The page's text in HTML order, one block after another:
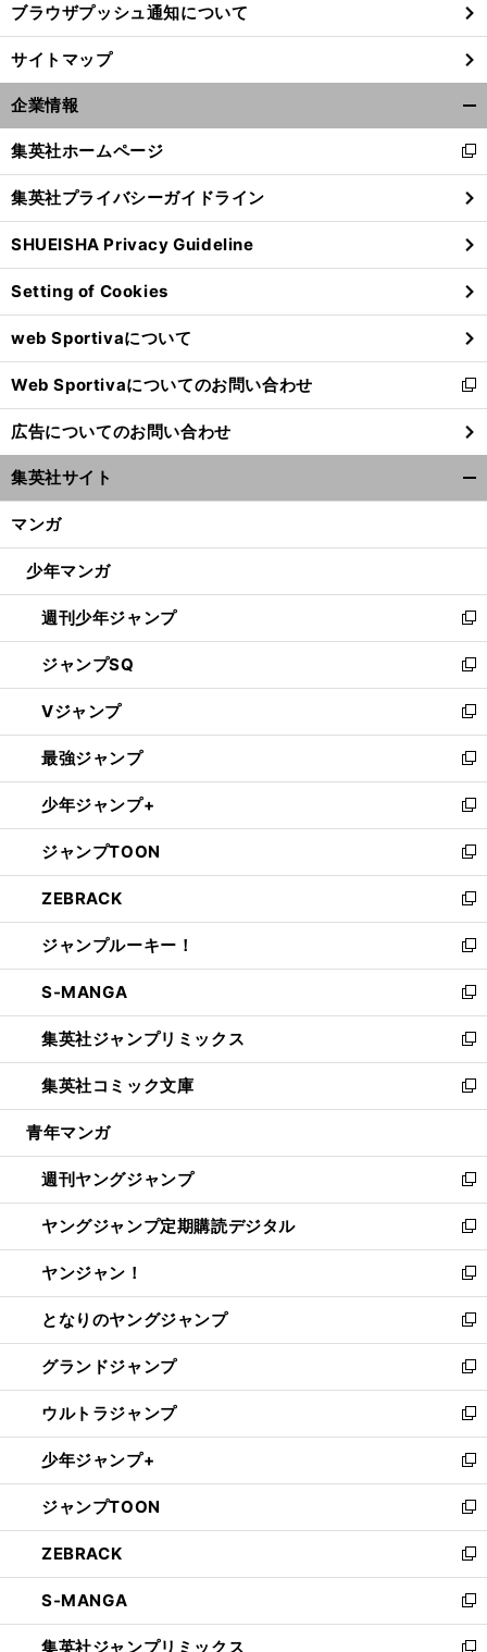
ブラウザプッシュ通知について
サイトマップ
企業情報
閉
る
集英社ホームページ
新
し
い
ウ
ィ
ン
ド
ウ
で
開
く
集英社プライバシーガイドライン
SHUEISHA Privacy Guideline
Setting of Cookies
web Sportivaについて
Web Sportivaについてのお問い合わせ
新
し
い
ウ
ィ
ン
ウ
開
く
広告についてのお問い合わせ
集英社サイト
マンガ
少年マンガ
週刊少年ジャンプ
新
し
い
ウ
ィ
ン
ド
ウ
で
開
く
ジャンプSQ
新
し
い
ウ
ィ
ン
ド
ウ
で
開
く
Vジャンプ
新
し
い
ウ
ィ
ン
ド
ウ
で
開
く
最強ジャンプ
新
し
い
ウ
ィ
ン
ド
ウ
で
開
く
少年ジャンプ+
新
し
い
ウ
ィ
ン
ド
ウ
で
開
く
ジャンプTOON
新
し
い
ウ
ィ
ン
ド
ウ
で
開
く
ZEBRACK
新
し
い
ウ
ィ
ン
ド
ウ
で
開
ジャンプルーキー！
新
し
い
ウ
ィ
ン
ド
ウ
開
く
S-MANGA
新
し
い
ウ
ィ
ン
ウ
で
開
く
集英社ジャンプリミックス
新
し
い
ウ
ン
ド
ウ
で
開
く
集英社コミック文庫
新
し
ウ
ィ
ン
ド
ウ
で
開
く
青年マンガ
週刊ヤングジャンプ
新
し
い
ウ
ィ
ン
ド
ウ
で
開
く
ヤングジャンプ定期購読デジタル
新
し
い
ウ
ィ
ン
ド
ウ
で
開
く
ヤンジャン！
新
し
い
ウ
ィ
ン
ド
ウ
で
開
く
となりのヤングジャンプ
新
し
い
ウ
ィ
ン
ド
ウ
で
開
く
グランドジャンプ
新
し
い
ウ
ィ
ン
ド
ウ
で
開
く
ウルトラジャンプ
新
し
い
ウ
ィ
ン
ド
ウ
で
開
く
少年ジャンプ+
新
し
い
ウ
ィ
ン
ド
ウ
で
ジャンプTOON
新
し
い
ウ
ィ
ン
ZEBRACK
新
し
い
ウ
S-MANGA
新
し
集英社ジャンプリミックス